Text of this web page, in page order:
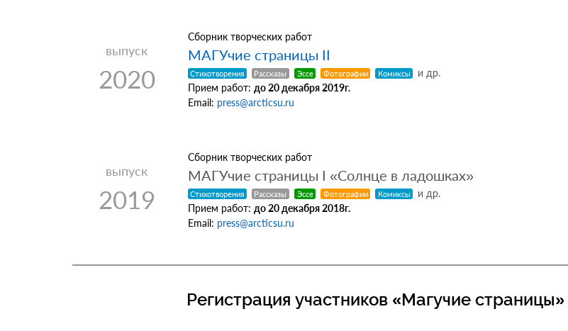
выпуск
2020
Сборник творческих работ
МАГУчие страницы II
Стихотворения Рассказы Эссе Фотографии Комиксы
и др.
Прием работ: до 20 декабря 2019г.
Email: press@arcticsu.ru
выпуск
2019
Сборник творческих работ
МАГУчие страницы I «Солнце в ладошках»
Стихотворения Рассказы Эссе Фотографии Комиксы
и др.
Прием работ: до 20 декабря 2018г.
Email: press@arcticsu.ru
Регистрация участников «Магучие страницы»